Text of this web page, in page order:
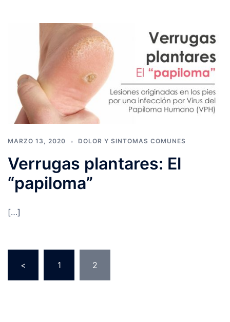
MARZO 13, 2020 DOLOR Y SINTOMAS COMUNES
Verrugas plantares: El
“papiloma”
[…]
Paginación
< 1 2